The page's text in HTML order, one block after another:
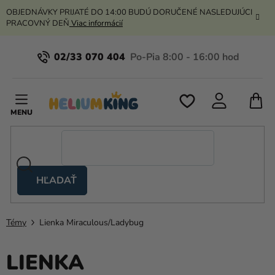
Prejsť
na
OBJEDNÁVKY PRIJATÉ DO 14:00 BUDÚ DORUČENÉ NASLEDUJÚCI
PRACOVNÝ DEŇ Viac informácií
02/33 070 404
HĽADAŤ
stany
Kanekalon
Hélium
a
Témy Lienka Miraculous/Ladybug
LIENKA